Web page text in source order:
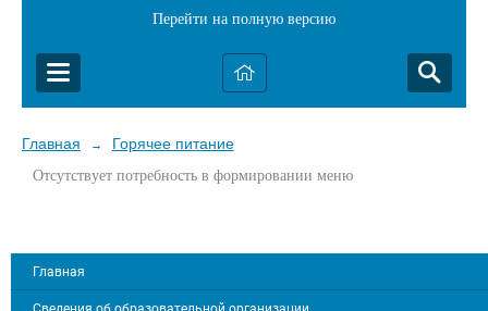
Перейти на полную версию
Главная →
Горячее питание
Отсутствует потребность в формировании меню
Главная